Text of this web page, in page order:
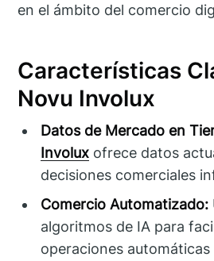
en el ámbito del comercio
Características
Novu Involux
Datos de Mercado en
Involux ofrece datos
decisiones comerciales
Comercio Automatizado:
algoritmos de IA para
operaciones automáticas